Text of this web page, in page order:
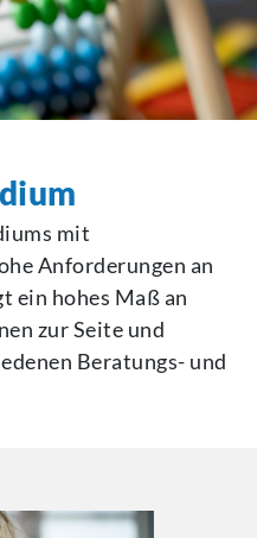
mit
Anforderungen an
ein hohes Maß an
zur Seite und
Beratungs- und